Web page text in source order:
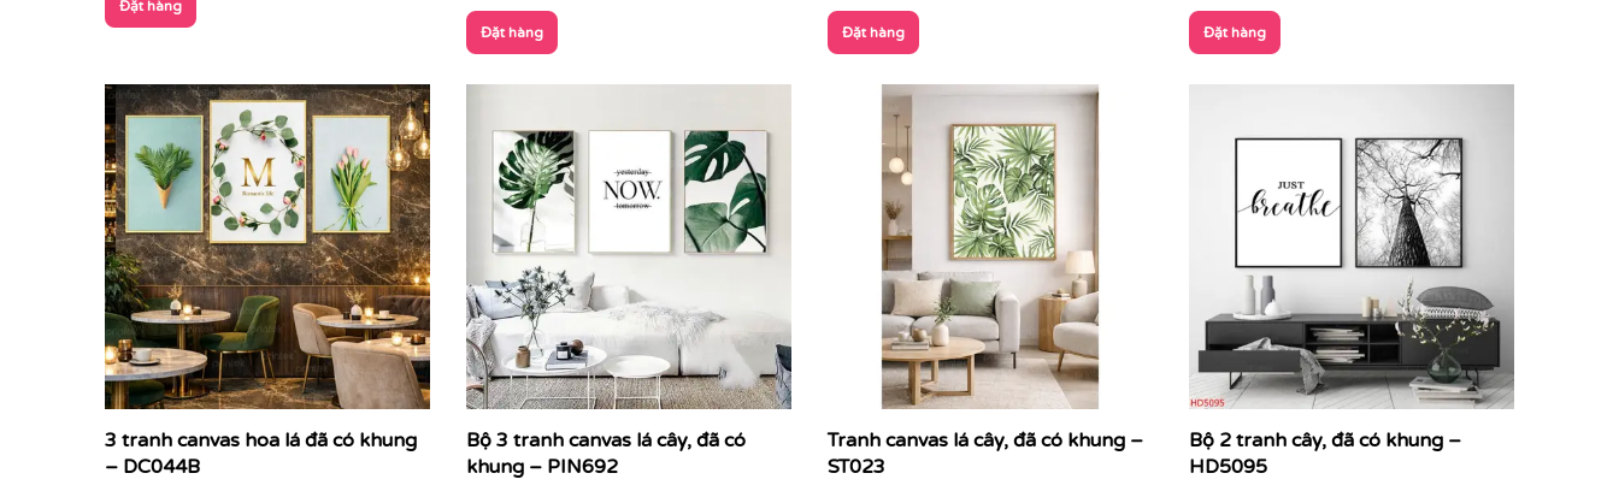
Đặt hàng
Đặt hàng Đặt hàng Đặt hàng
3 tranh canvas hoa lá đã có khung
– DC044B
Bộ 3 tranh canvas lá cây, đã có
khung – PIN692
Tranh canvas lá cây, đã có khung –
ST023
Bộ 2 tranh cây, đã có khung –
HD5095